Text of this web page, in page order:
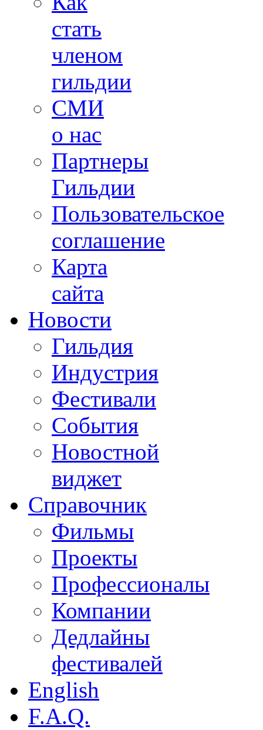
стать
членом
гильдии
СМИ
о нас
Партнеры
Гильдии
Пользовательское
соглашение
Карта
сайта
Новости
Гильдия
Индустрия
Фестивали
События
Новостной
виджет
Справочник
Фильмы
Проекты
Профессионалы
Компании
Дедлайны
фестивалей
English
F.A.Q.